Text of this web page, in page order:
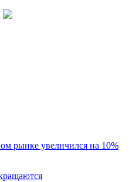
рынке увеличился на 10%